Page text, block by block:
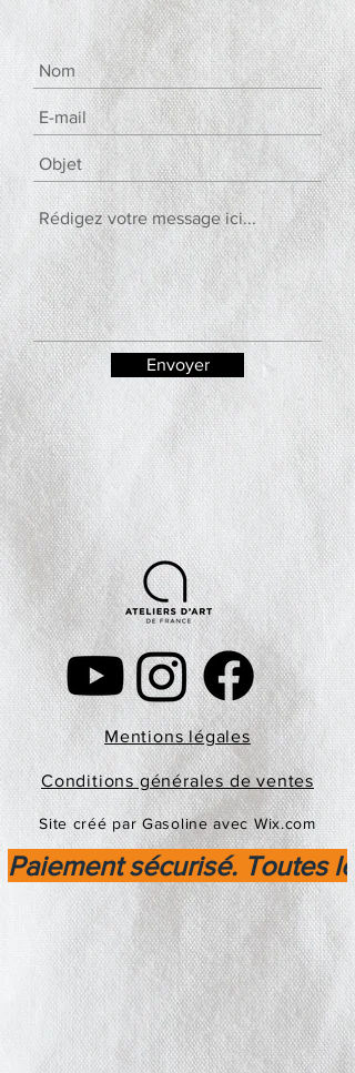
Envoyer
Mentions légales
Conditions générales de ventes
Site créé par Gasoline avec Wix.com
Paiement sécurisé. Toutes